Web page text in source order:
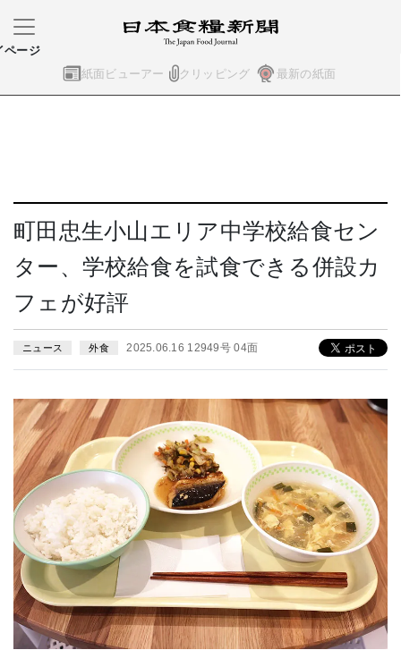
紙面ビューアー クリッピング 最新の紙面
ページ
町田忠生小山エリア中学校給食セン
ター、学校給食を試食できる併設カ
フェが好評
ニュース 外食 2025.06.16 12949号 04面